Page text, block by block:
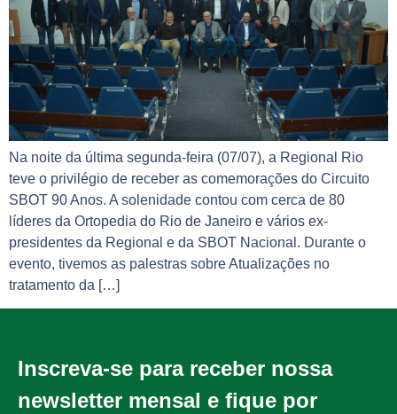
Na noite da última segunda-feira (07/07), a Regional Rio
teve o privilégio de receber as comemorações do Circuito
SBOT 90 Anos. A solenidade contou com cerca de 80
líderes da Ortopedia do Rio de Janeiro e vários ex-
presidentes da Regional e da SBOT Nacional. Durante o
evento, tivemos as palestras sobre Atualizações no
tratamento da […]
Inscreva-se para receber nossa
newsletter mensal e fique por